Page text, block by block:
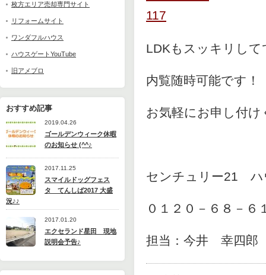
枚方エリア売却専門サイト
リフォームサイト
ワンダフルハウス
ハウスゲートYouTube
旧アメブロ
おすすめ記事
2019.04.26
ゴールデンウィーク休暇
のお知らせ (^^♪
2017.11.25
スマイルドッグフェス
タ てんしば2017 大盛
況♪♪
2017.01.20
エクセランド星田 現地
説明会予告♪
LDKもスッキリし
内覧随時可能です！
お気軽にお申し付
センチュリー21 ハ
０１２０－６８－６
担当：今井 幸四郎